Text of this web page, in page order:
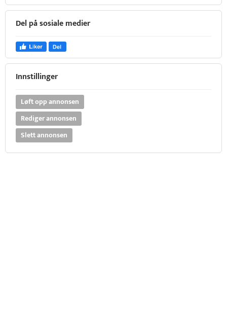
Del på sosiale medier
Innstillinger
Løft opp annonsen
Rediger annonsen
Slett annonsen